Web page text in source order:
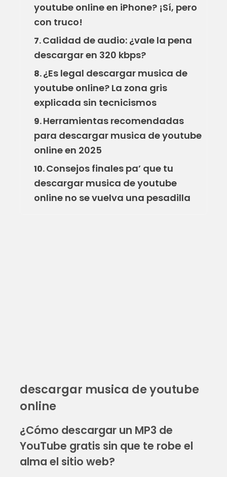
youtube online en iPhone? ¡Sí, pero
con truco!
7.Calidad de audio: ¿vale la pena
descargar en 320 kbps?
8.¿Es legal descargar musica de
youtube online? La zona gris
explicada sin tecnicismos
9.Herramientas recomendadas
para descargar musica de youtube
online en 2025
10.Consejos finales pa’ que tu
descargar musica de youtube
online no se vuelva una pesadilla
descargar musica de youtube
online
¿Cómo descargar un MP3 de
YouTube gratis sin que te robe el
alma el sitio web?